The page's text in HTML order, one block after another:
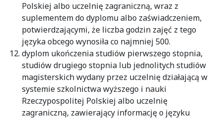
Polskiej albo uczelnię zagraniczną, wraz z
suplementem do dyplomu albo zaświadczeniem,
potwierdzającymi, że liczba godzin zajęć z tego
języka obcego wynosiła co najmniej 500.
dyplom ukończenia studiów pierwszego stopnia,
studiów drugiego stopnia lub jednolitych studiów
magisterskich wydany przez uczelnię działającą w
systemie szkolnictwa wyższego i nauki
Rzeczypospolitej Polskiej albo uczelnię
zagraniczną, zawierający informację o języku